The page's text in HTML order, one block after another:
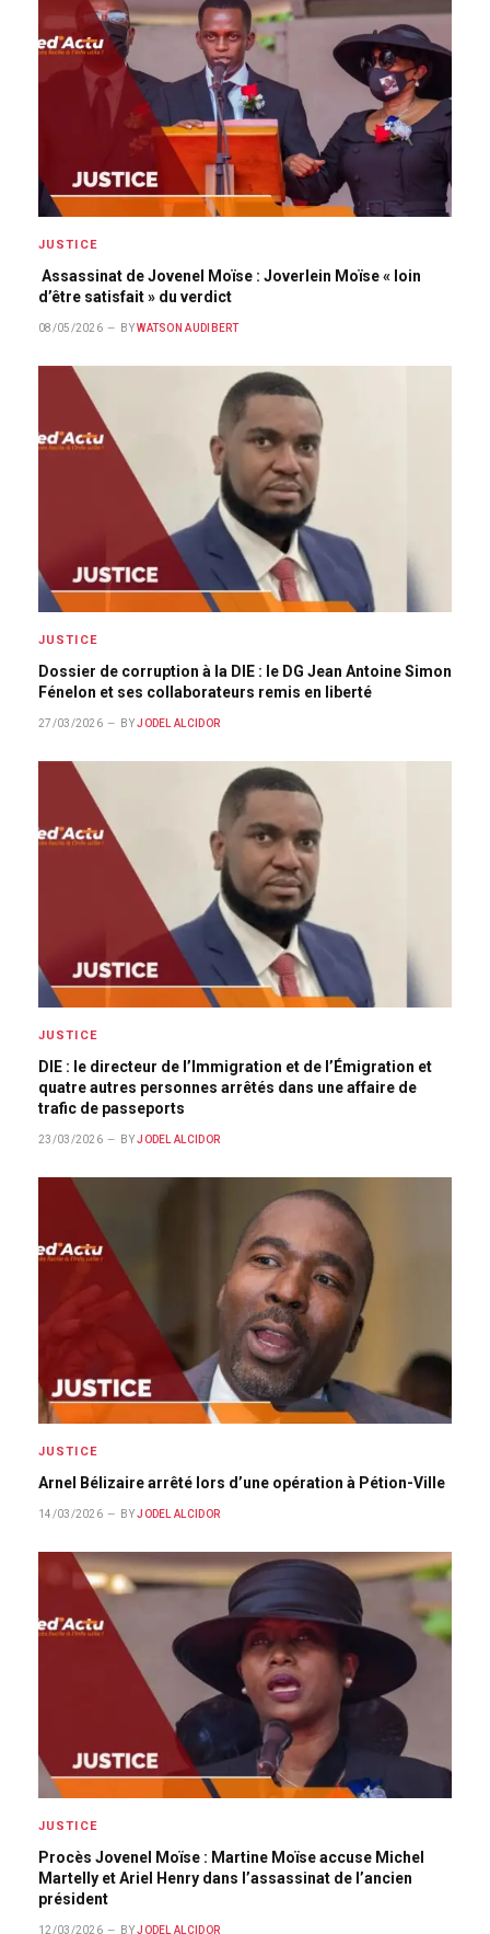
JUSTICE
Assassinat de Jovenel Moïse : Joverlein Moïse « loin
d’être satisfait » du verdict
08/05/2026 BY WATSON AUDIBERT
JUSTICE
Dossier de corruption à la DIE : le DG Jean Antoine Simon
Fénelon et ses collaborateurs remis en liberté
27/03/2026 BY JODEL ALCIDOR
JUSTICE
DIE : le directeur de l’Immigration et de l’Émigration et
quatre autres personnes arrêtés dans une affaire de
trafic de passeports
23/03/2026 BY JODEL ALCIDOR
JUSTICE
Arnel Bélizaire arrêté lors d’une opération à Pétion-Ville
14/03/2026 BY JODEL ALCIDOR
JUSTICE
Procès Jovenel Moïse : Martine Moïse accuse Michel
Martelly et Ariel Henry dans l’assassinat de l’ancien
président
12/03/2026 BY JODEL ALCIDOR